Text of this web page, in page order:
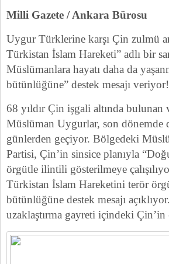
Milli Gazete / Ankara Bürosu
Uygur Türklerine karşı Çin zulmü
Türkistan İslam Hareketi” adlı bir
Müslümanlara hayatı daha da
bütünlüğüne” destek mesajı veriyor!
68 yıldır Çin işgali altında bulunan
Müslüman Uygurlar, son dönemde
günlerden geçiyor. Bölgedeki
Partisi, Çin’in sinsice planıyla
örgütle ilintili gösterilmeye
Türkistan İslam Hareketini terör
bütünlüğüne destek mesajı
uzaklaştırma gayreti içindeki